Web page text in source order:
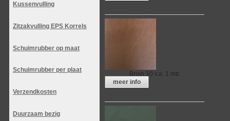
Kussenvulling
Zitzakvulling EPS Korrels
Schuimrubber op maat
Schuimrubber per plaat
Verzendkosten
Duurzaam bezig
Bruin 10 v.a. 1 mtr.
meer info